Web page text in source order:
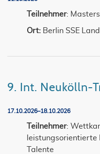
Teilnehmer: Masters
Ort: Berlin SSE
9. Int. Neukölln-
17.10.2026–18.10.2026
Teilnehmer:
leistungsorientierte
Talente